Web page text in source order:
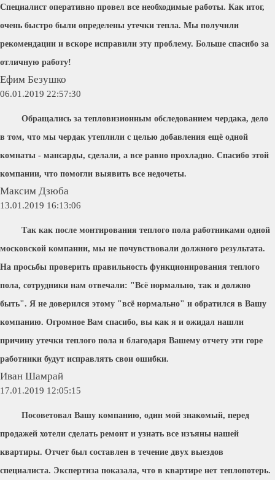
Специалист оперативно провел все необходимые работы. Как итог,
очень быстро были определены утечки тепла. Мы получили
рекомендации и вскоре исправили эту проблему. Больше спасибо за
отличную работу!
Ефим Безушко
06.01.2019 22:57:30
Обращались за тепловизионным обследованием чердака, дело
в том, что мы чердак утеплили с целью добавления ещё одной
комнаты - мансарды, сделали, а все равно прохладно. Спасибо этой
компании, что помогли выявить все недочеты.
Максим Дзюба
13.01.2019 16:13:06
Так как после монтирования теплого пола работниками одной
московской компании, мы не почувствовали должного результата.
На просьбы проверить правильность функционирования теплого
пола, сотрудники нам отвечали: "Всё нормально, так и должно
быть". Я не доверился этому "всё нормально" и обратился в Вашу
компанию. Огромное Вам спасибо, вы как я и ожидал нашли
причину утечки теплого пола и благодаря Вашему отчету эти горе
работники будут исправлять свои ошибки.
Иван Шамрай
17.01.2019 12:05:15
Посоветовал Вашу компанию, один мой знакомый, перед
продажей хотели сделать ремонт и узнать все изъяны нашей
квартиры. Отчет был составлен в течение двух выездов
специалиста. Экспертиза показала, что в квартире нет теплопотерь.